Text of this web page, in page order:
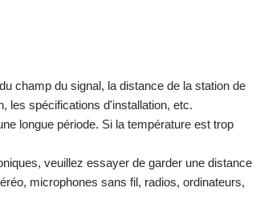
champ du signal, la distance de la station de
les spécifications d'installation, etc.
longue période. Si la température est trop
veuillez essayer de garder une distance
microphones sans fil, radios, ordinateurs,